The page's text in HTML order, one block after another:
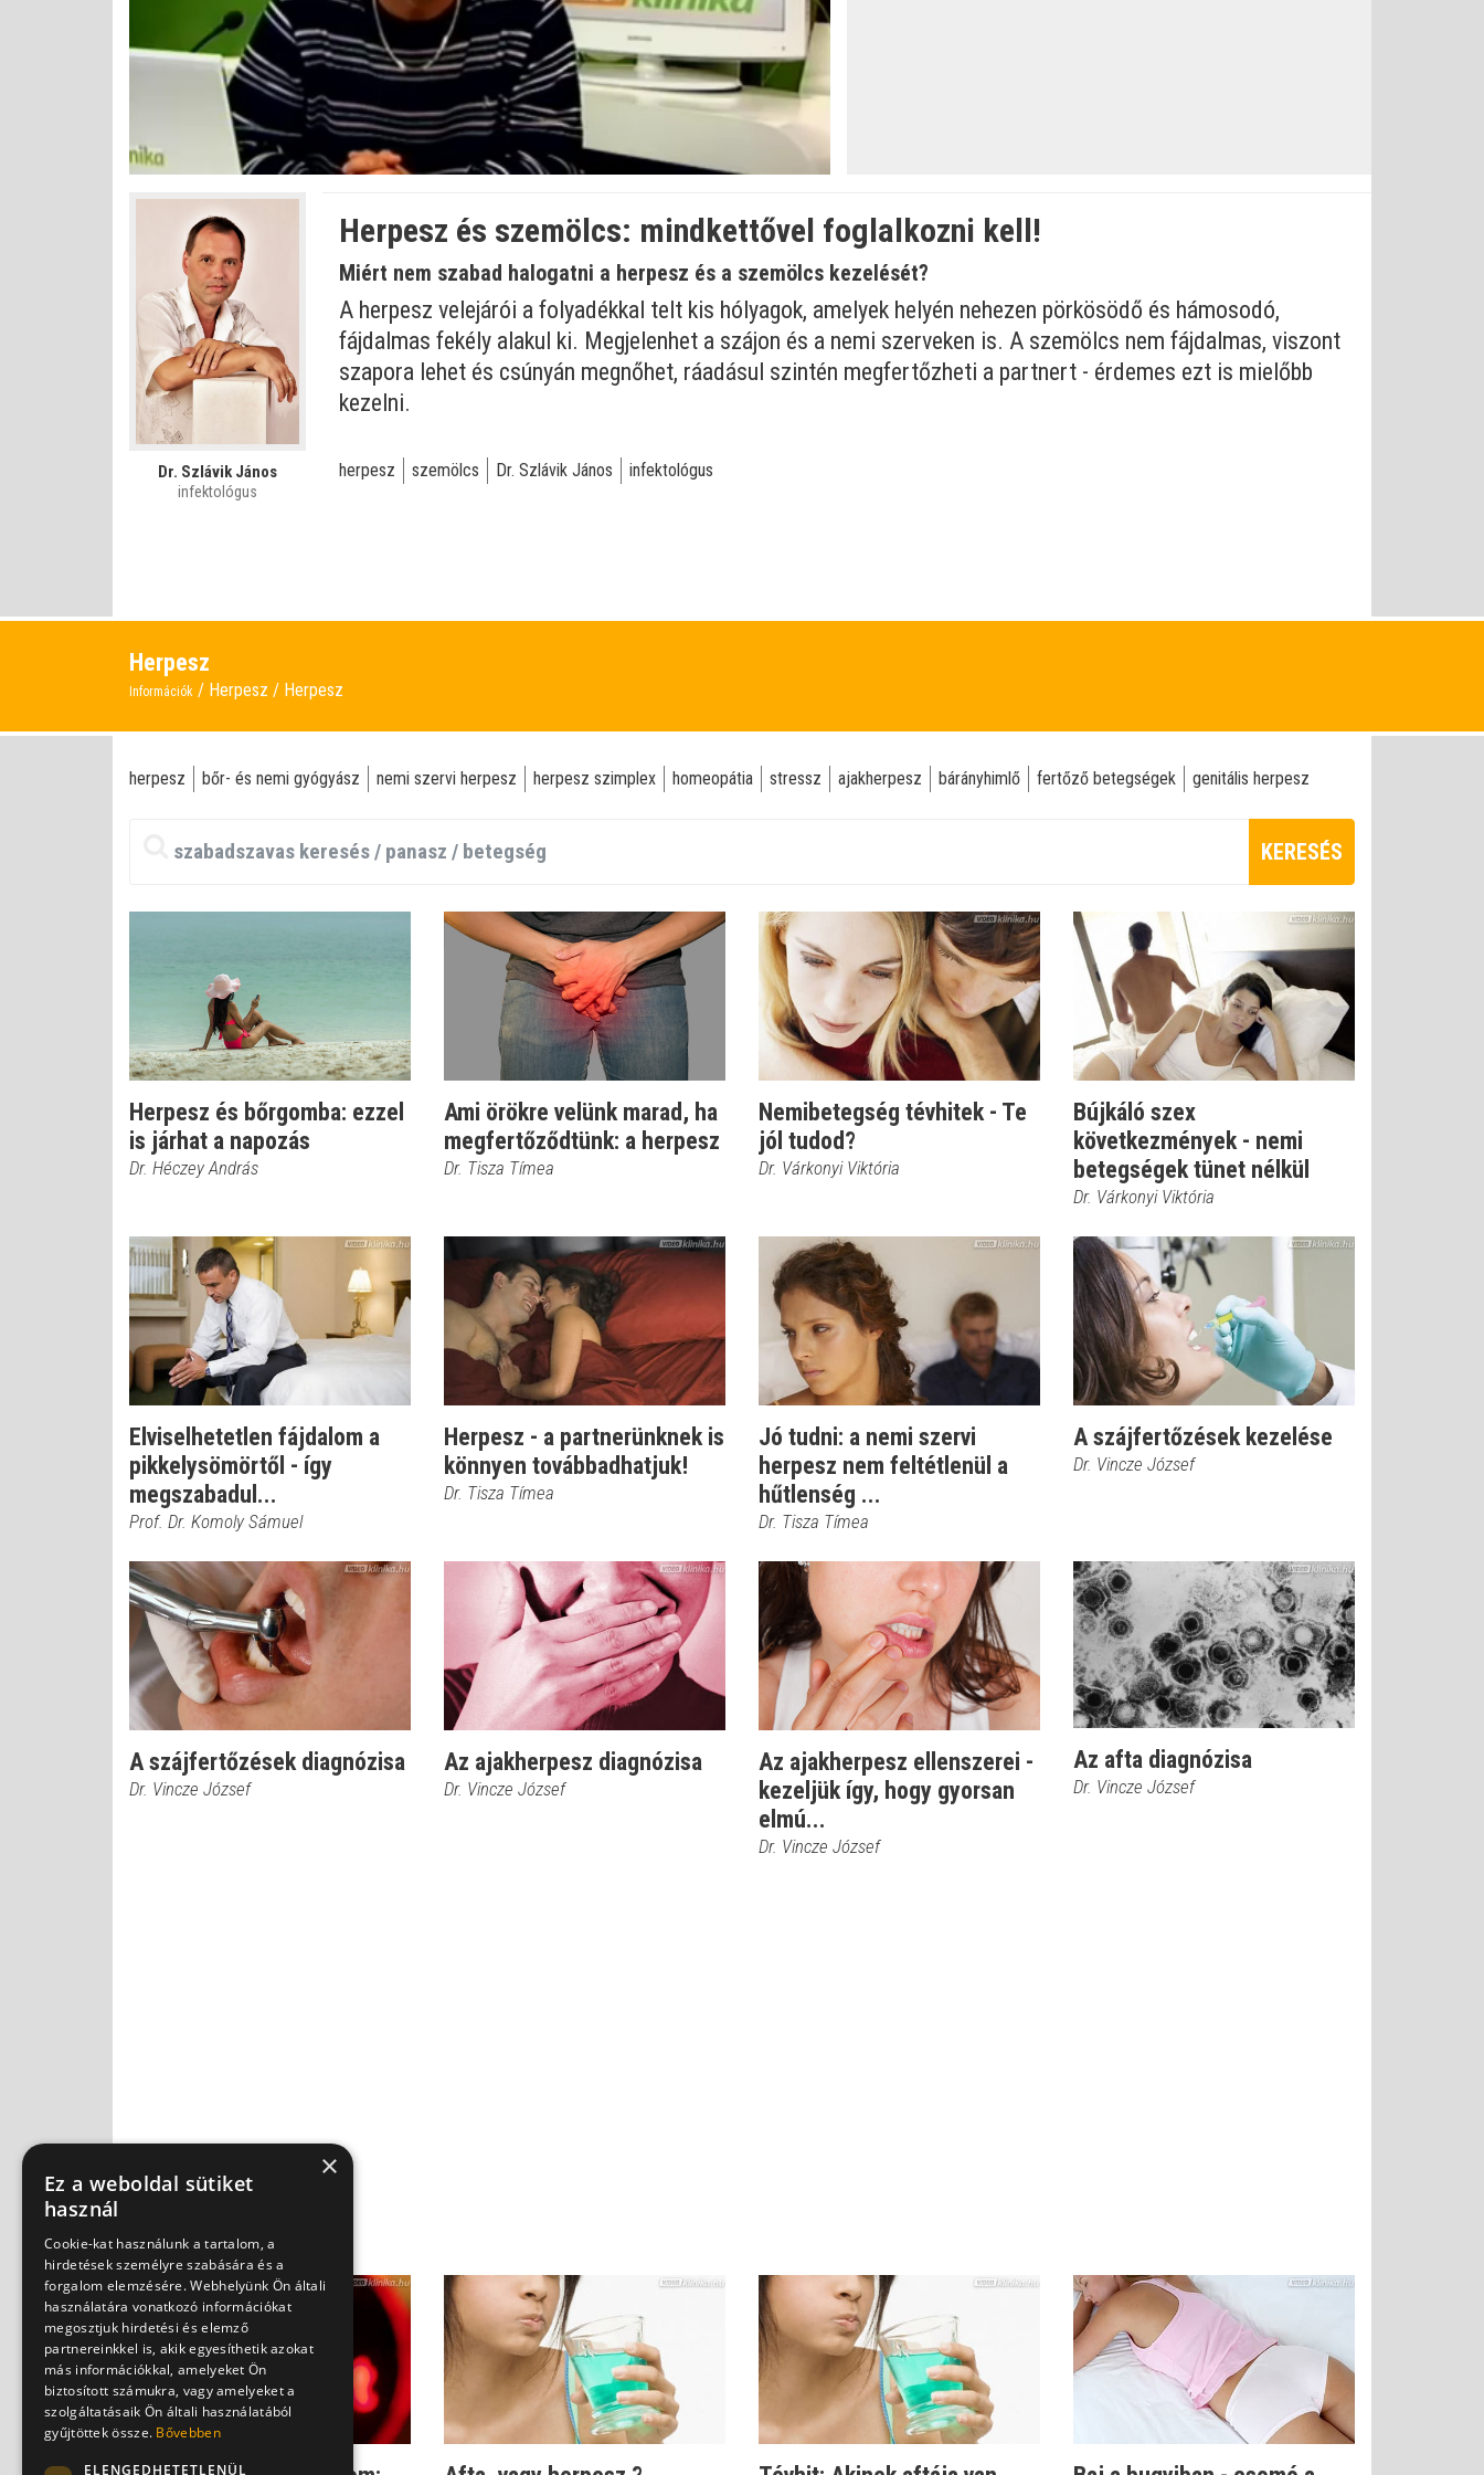
kikapcsolva
Betöltve:
0%
Állapot:
0%
Dr. Szlávik János
infektológus
Herpesz és szemölcs: mindkettővel foglalkozni kell!
Miért nem szabad halogatni a herpesz és a szemölcs kezelését?
A herpesz velejárói a folyadékkal telt kis hólyagok, amelyek helyén nehezen pörkösödő és hámosodó,
fájdalmas fekély alakul ki. Megjelenhet a szájon és a nemi szerveken is. A szemölcs nem fájdalmas, viszont
szapora lehet és csúnyán megnőhet, ráadásul szintén megfertőzheti a partnert - érdemes ezt is mielőbb
kezelni.
herpesz szemölcs Dr. Szlávik János infektológus
Herpesz
Információk Herpesz Herpesz
herpesz bőr- és nemi gyógyász nemi szervi herpesz herpesz szimplex homeopátia stressz ajakherpesz bárányhimlő fertőző betegségek genitális herpesz
KERESÉS
Herpesz és bőrgomba: ezzel
is járhat a napozás
Dr. Héczey András
Ami örökre velünk marad, ha
megfertőződtünk: a herpesz
Dr. Tisza Tímea
Nemibetegség tévhitek - Te
jól tudod?
Dr. Várkonyi Viktória
Bújkáló szex
következmények - nemi
betegségek tünet nélkül
Dr. Várkonyi Viktória
Elviselhetetlen fájdalom a
pikkelysömörtől - így
megszabadul...
Prof. Dr. Komoly Sámuel
Herpesz - a partnerünknek is
könnyen továbbadhatjuk!
Dr. Tisza Tímea
Jó tudni: a nemi szervi
herpesz nem feltétlenül a
hűtlenség ...
Dr. Tisza Tímea
A szájfertőzések kezelése
Dr. Vincze József
A szájfertőzések diagnózisa
Dr. Vincze József
Az ajakherpesz diagnózisa
Dr. Vincze József
Az ajakherpesz ellenszerei -
kezeljük így, hogy gyorsan
elmú...
Dr. Vincze József
Az afta diagnózisa
Dr. Vincze József
×
Ez a weboldal sütiket
használ
Cookie-kat használunk a tartalom, a
hirdetések személyre szabására és a
forgalom elemzésére. Webhelyünk Ön általi
használatára vonatkozó információkat
megosztjuk hirdetési és elemző
partnereinkkel is, akik egyesíthetik azokat
más információkkal, amelyeket Ön
biztosított számukra, vagy amelyeket a
szolgáltatásaik Ön általi használatából
gyűjtöttek össze. Bővebben
ELENGEDHETETLENÜL